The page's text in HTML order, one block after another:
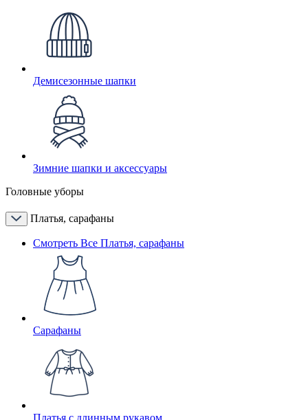
Демисезонные шапки
Зимние шапки и аксессуары
Головные уборы
Платья, сарафаны
Смотреть Все Платья, сарафаны
Сарафаны
Платья с длинным рукавом